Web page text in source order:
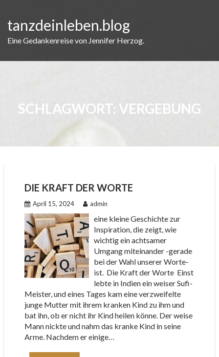
content
tanzdeinleben.blog
Eine Gedankenreise von Jennifer Herzog.
SCHLAGWORT: VERGEBUNG
DIE KRAFT DER WORTE
April 15, 2024 admin
eine kleine Geschichte zur
Inspiration, die zeigt, wie
wichtig ein achtsamer
Umgang miteinander -gerade
bei der Wahl unserer Worte-
ist. Die Kraft der Worte Einst
lebte in Indien ein weiser Sufi-
Meister, und eines Tages kam eine verzweifelte
junge Mutter mit ihrem kranken Kind zu ihm und
bat ihn, ob er nicht ihr Kind heilen könne. Der weise
Mann nickte und nahm das kranke Kind in seine
Arme. Nachdem er einige…